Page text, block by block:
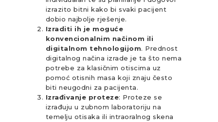
izrazito bitni kako bi svaki pacijent
dobio najbolje rješenje.
Izraditi ih je moguće
konvencionalnim načinom ili
digitalnom tehnologijom. Prednost
digitalnog načina izrade je ta što nema
potrebe za klasičnim otiscima uz
pomoć otisnih masa koji znaju često
biti neugodni za pacijenta.
Izrađivanje proteze: Proteze se
izrađuju u zubnom laboratoriju na
temelju otisaka ili intraoralnog skena